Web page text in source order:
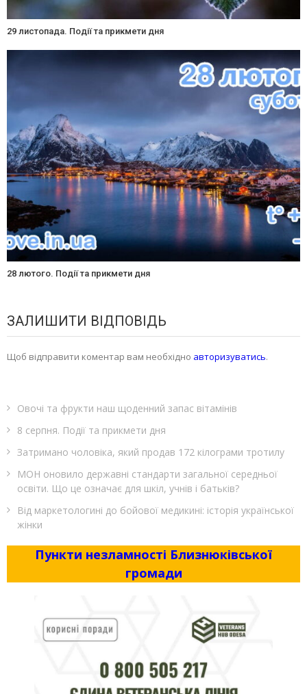
29 листопада. Події та прикмети дня
28 лютого. Події та прикмети дня
ЗАЛИШИТИ ВІДПОВІДЬ
Щоб відправити коментар вам необхідно авторизуватись.
Овочі та фрукти наш щоденний запас вітамінів
8 серпня. Події та прикмети дня
Затримано чоловіка, який продав 172 кілограми тротилу
МОН оновило державні стандарти загальної середньої
освіти. Що це означає для шкіл, учнів і батьків?
Від маркетологині до бойової медикині: історія української
жінки
Пункти незламності Близнюківської
громади